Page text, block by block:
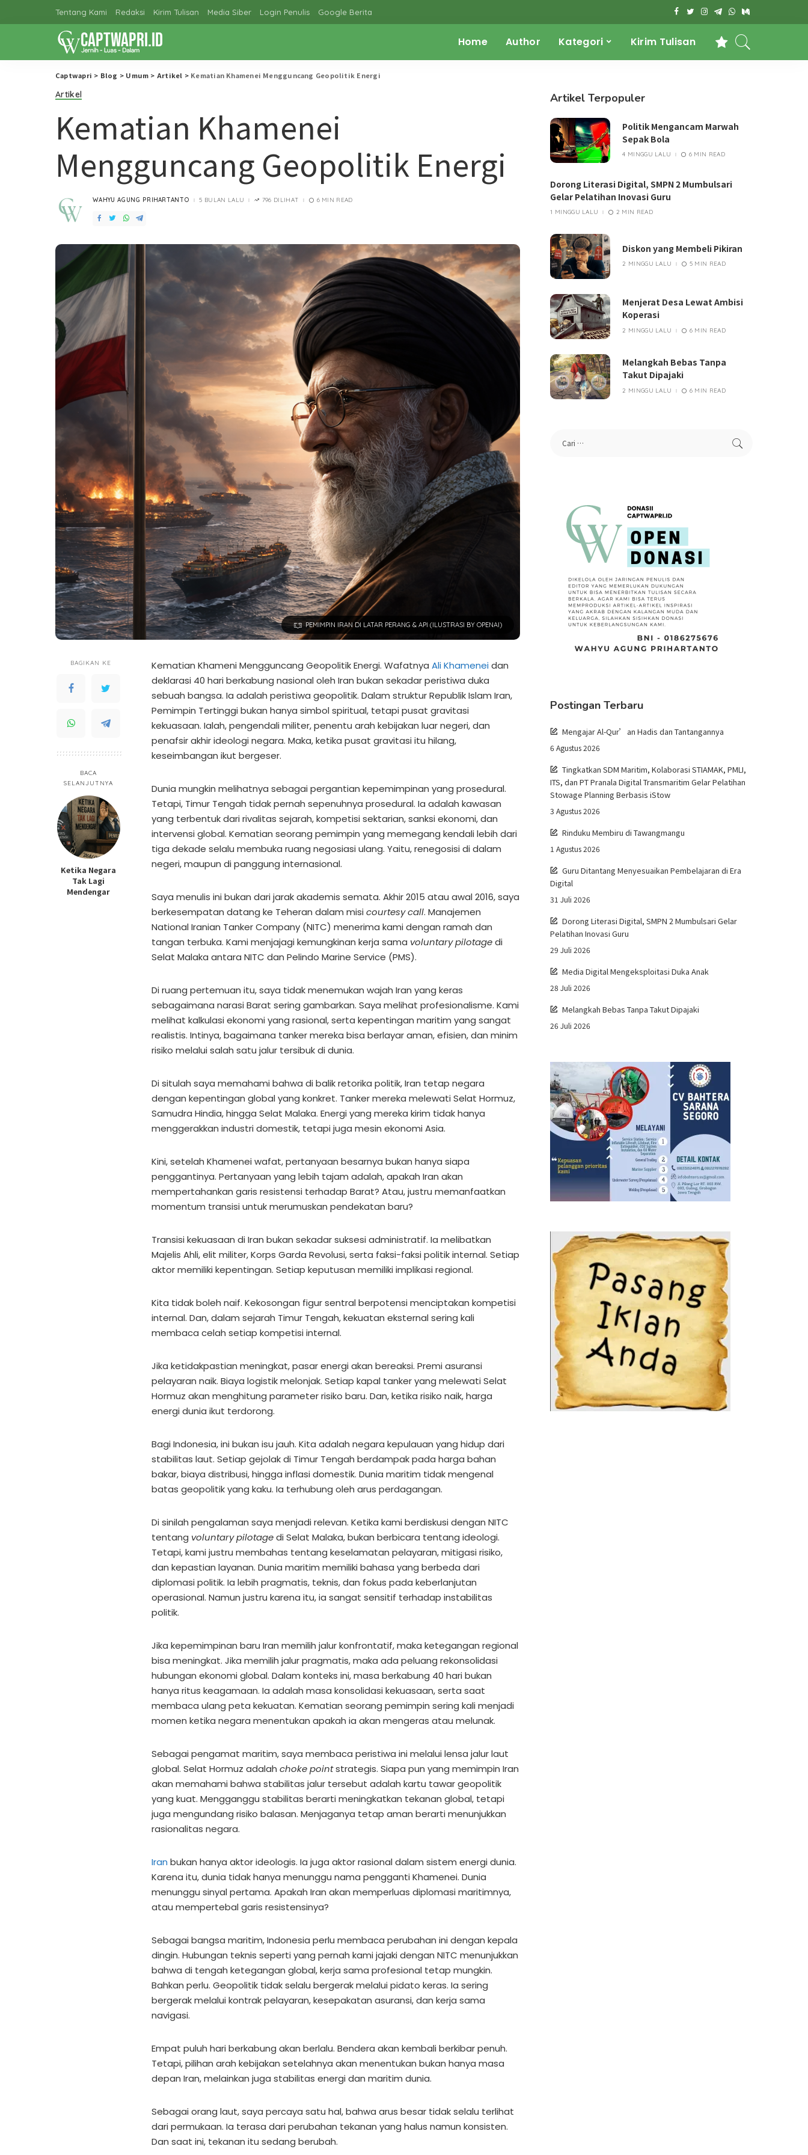
Tentang Kami Redaksi Kirim Tulisan Media Siber Login Penulis Google Berita
Home Author Kategori Kirim Tulisan
Captwapri > Blog > Umum > Artikel > Kematian Khamenei Mengguncang Geopolitik Energi
Artikel
Kematian Khamenei
Mengguncang Geopolitik Energi
POSTED
WAHYU AGUNG PRIHARTANTO 5 BULAN LALU 796 DILIHAT 6 MIN READ
PEMIMPIN IRAN DI LATAR PERANG & API (ILUSTRASI BY OPENAI)
BAGIKAN KE
BACA
SELANJUTNYA
Ketika Negara
Tak Lagi
Mendengar
Kematian Khameni Mengguncang Geopolitik Energi. Wafatnya Ali Khameneidan
deklarasi 40 hari berkabung nasional oleh Iran bukan sekadar peristiwa duka
sebuah bangsa. Ia adalah peristiwa geopolitik. Dalam struktur Republik Islam Iran,
Pemimpin Tertinggi bukan hanya simbol spiritual, tetapi pusat gravitasi
kekuasaan. Ialah, pengendali militer, penentu arah kebijakan luar negeri, dan
penafsir akhir ideologi negara. Maka, ketika pusat gravitasi itu hilang,
keseimbangan ikut bergeser.
Dunia mungkin melihatnya sebagai pergantian kepemimpinan yang prosedural.
Tetapi, Timur Tengah tidak pernah sepenuhnya prosedural. Ia adalah kawasan
yang terbentuk dari rivalitas sejarah, kompetisi sektarian, sanksi ekonomi, dan
intervensi global. Kematian seorang pemimpin yang memegang kendali lebih dari
tiga dekade selalu membuka ruang negosiasi ulang. Yaitu, renegosisi di dalam
negeri, maupun di panggung internasional.
Saya menulis ini bukan dari jarak akademis semata. Akhir 2015 atau awal 2016, saya
berkesempatan datang ke Teheran dalam misi courtesy call. Manajemen
National Iranian Tanker Company (NITC) menerima kami dengan ramah dan
tangan terbuka. Kami menjajagi kemungkinan kerja sama voluntary pilotagedi
Selat Malaka antara NITC dan Pelindo Marine Service (PMS).
Di ruang pertemuan itu, saya tidak menemukan wajah Iran yang keras
sebagaimana narasi Barat sering gambarkan. Saya melihat profesionalisme. Kami
melihat kalkulasi ekonomi yang rasional, serta kepentingan maritim yang sangat
realistis. Intinya, bagaimana tanker mereka bisa berlayar aman, efisien, dan minim
risiko melalui salah satu jalur tersibuk di dunia.
Di situlah saya memahami bahwa di balik retorika politik, Iran tetap negara
dengan kepentingan global yang konkret. Tanker mereka melewati Selat Hormuz,
Samudra Hindia, hingga Selat Malaka. Energi yang mereka kirim tidak hanya
menggerakkan industri domestik, tetapi juga mesin ekonomi Asia.
Kini, setelah Khamenei wafat, pertanyaan besarnya bukan hanya siapa
penggantinya. Pertanyaan yang lebih tajam adalah, apakah Iran akan
mempertahankan garis resistensi terhadap Barat? Atau, justru memanfaatkan
momentum transisi untuk merumuskan pendekatan baru?
Transisi kekuasaan di Iran bukan sekadar suksesi administratif. Ia melibatkan
Majelis Ahli, elit militer, Korps Garda Revolusi, serta faksi-faksi politik internal. Setiap
aktor memiliki kepentingan. Setiap keputusan memiliki implikasi regional.
Kita tidak boleh naif. Kekosongan figur sentral berpotensi menciptakan kompetisi
internal. Dan, dalam sejarah Timur Tengah, kekuatan eksternal sering kali
membaca celah setiap kompetisi internal.
Jika ketidakpastian meningkat, pasar energi akan bereaksi. Premi asuransi
pelayaran naik. Biaya logistik melonjak. Setiap kapal tanker yang melewati Selat
Hormuz akan menghitung parameter risiko baru. Dan, ketika risiko naik, harga
energi dunia ikut terdorong.
Bagi Indonesia, ini bukan isu jauh. Kita adalah negara kepulauan yang hidup dari
stabilitas laut. Setiap gejolak di Timur Tengah berdampak pada harga bahan
bakar, biaya distribusi, hingga inflasi domestik. Dunia maritim tidak mengenal
batas geopolitik yang kaku. Ia terhubung oleh arus perdagangan.
Di sinilah pengalaman saya menjadi relevan. Ketika kami berdiskusi dengan NITC
tentang voluntary pilotagedi Selat Malaka, bukan berbicara tentang ideologi.
Tetapi, kami justru membahas tentang keselamatan pelayaran, mitigasi risiko,
dan kepastian layanan. Dunia maritim memiliki bahasa yang berbeda dari
diplomasi politik. Ia lebih pragmatis, teknis, dan fokus pada keberlanjutan
operasional. Namun justru karena itu, ia sangat sensitif terhadap instabilitas
politik.
Jika kepemimpinan baru Iran memilih jalur konfrontatif, maka ketegangan regional
bisa meningkat. Jika memilih jalur pragmatis, maka ada peluang rekonsolidasi
hubungan ekonomi global. Dalam konteks ini, masa berkabung 40 hari bukan
hanya ritus keagamaan. Ia adalah masa konsolidasi kekuasaan, serta saat
membaca ulang peta kekuatan. Kematian seorang pemimpin sering kali menjadi
momen ketika negara menentukan apakah ia akan mengeras atau melunak.
Sebagai pengamat maritim, saya membaca peristiwa ini melalui lensa jalur laut
global. Selat Hormuz adalah choke pointstrategis. Siapa pun yang memimpin Iran
akan memahami bahwa stabilitas jalur tersebut adalah kartu tawar geopolitik
yang kuat. Mengganggu stabilitas berarti meningkatkan tekanan global, tetapi
juga mengundang risiko balasan. Menjaganya tetap aman berarti menunjukkan
rasionalitas negara.
Iran bukan hanya aktor ideologis. Ia juga aktor rasional dalam sistem energi dunia.
Karena itu, dunia tidak hanya menunggu nama pengganti Khamenei. Dunia
menunggu sinyal pertama. Apakah Iran akan memperluas diplomasi maritimnya,
atau mempertebal garis resistensinya?
Sebagai bangsa maritim, Indonesia perlu membaca perubahan ini dengan kepala
dingin. Hubungan teknis seperti yang pernah kami jajaki dengan NITC menunjukkan
bahwa di tengah ketegangan global, kerja sama profesional tetap mungkin.
Bahkan perlu. Geopolitik tidak selalu bergerak melalui pidato keras. Ia sering
bergerak melalui kontrak pelayaran, kesepakatan asuransi, dan kerja sama
navigasi.
Empat puluh hari berkabung akan berlalu. Bendera akan kembali berkibar penuh.
Tetapi, pilihan arah kebijakan setelahnya akan menentukan bukan hanya masa
depan Iran, melainkan juga stabilitas energi dan maritim dunia.
Sebagai orang laut, saya percaya satu hal, bahwa arus besar tidak selalu terlihat
dari permukaan. Ia terasa dari perubahan tekanan yang halus namun konsisten.
Dan saat ini, tekanan itu sedang berubah.
Artikel Terpopuler
Politik Mengancam Marwah
Sepak Bola
4 MINGGU LALU 6 MIN READ
Dorong Literasi Digital, SMPN 2 Mumbulsari
Gelar Pelatihan Inovasi Guru
1 MINGGU LALU 2 MIN READ
Diskon yang Membeli Pikiran
2 MINGGU LALU 5 MIN READ
Menjerat Desa Lewat Ambisi
Koperasi
2 MINGGU LALU 6 MIN READ
Melangkah Bebas Tanpa
Takut Dipajaki
2 MINGGU LALU 6 MIN READ
Postingan Terbaru
Mengajar Al-Qur’an Hadis dan Tantangannya
6 Agustus 2026
Tingkatkan SDM Maritim, Kolaborasi STIAMAK, PMLI,
ITS, dan PT Pranala Digital Transmaritim Gelar Pelatihan
Stowage Planning Berbasis iStow
3 Agustus 2026
Rinduku Membiru di Tawangmangu
1 Agustus 2026
Guru Ditantang Menyesuaikan Pembelajaran di Era
Digital
31 Juli 2026
Dorong Literasi Digital, SMPN 2 Mumbulsari Gelar
Pelatihan Inovasi Guru
29 Juli 2026
Media Digital Mengeksploitasi Duka Anak
28 Juli 2026
Melangkah Bebas Tanpa Takut Dipajaki
26 Juli 2026